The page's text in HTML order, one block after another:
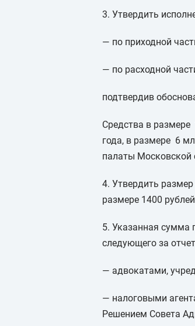
3. Утвердить
— по приходной
— по расходной
подтвердив
Средства в
года, в размере 6
палаты Московской
4. Утвердить
размере 1400
5. Указанная сумма
следующего за
— адвокатами,
— налоговыми
Решением Совета